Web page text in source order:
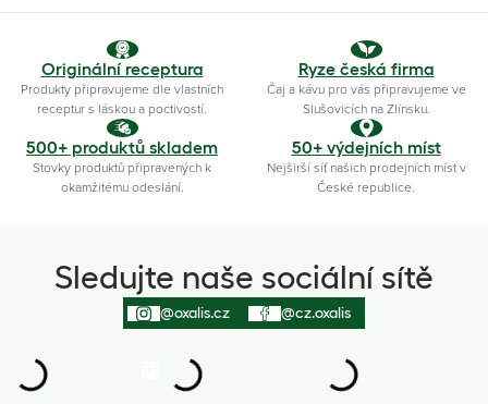
Originální receptura
Produkty připravujeme dle vlastních
receptur s láskou a poctivostí.
Ryze česká firma
Čaj a kávu pro vás připravujeme ve
Slušovicích na Zlínsku.
500+ produktů skladem
Stovky produktů připravených k
okamžitému odeslání.
50+ výdejních míst
Nejširší síť našich prodejních míst v
České republice.
Sledujte naše sociální sítě
@oxalis.cz @cz.oxalis